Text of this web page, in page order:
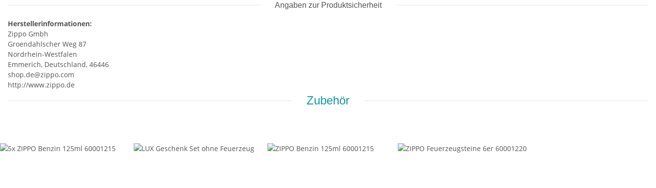
Angaben zur Produktsicherheit
Herstellerinformationen:
Zippo Gmbh
Groendahlscher Weg 87
Nordrhein-Westfalen
Emmerich, Deutschland, 46446
shop.de@zippo.com
http://www.zippo.de
Zubehör